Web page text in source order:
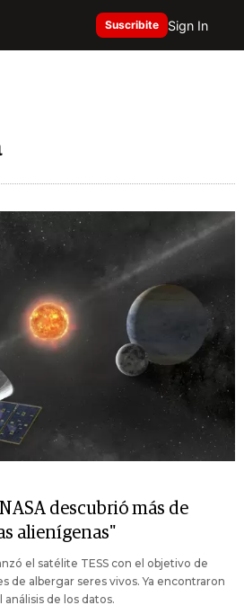
Suscribite Sign In
descubrió más de
alienígenas"
el satélite TESS con el objetivo de
de albergar seres vivos. Ya encontraron
de los datos.